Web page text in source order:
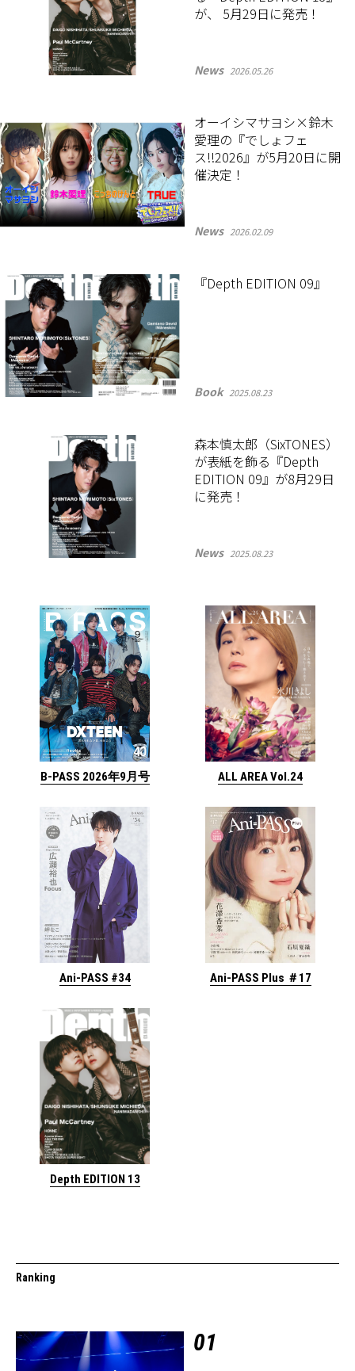
が、 5月29日に発売！
News 2026.05.26
オーイシマサヨシ×鈴木
愛理の『でしょフェ
ス!!2026』が5月20日に開
催決定！
News 2026.02.09
『Depth EDITION 09』
Book 2025.08.23
森本慎太郎（SixTONES）
が表紙を飾る『Depth
EDITION 09』が8月29日
に発売！
News 2025.08.23
B-PASS 2026年9月号 ALL AREA Vol.24
Ani-PASS #34 Ani-PASS Plus ＃17
Depth EDITION 13
Ranking
01